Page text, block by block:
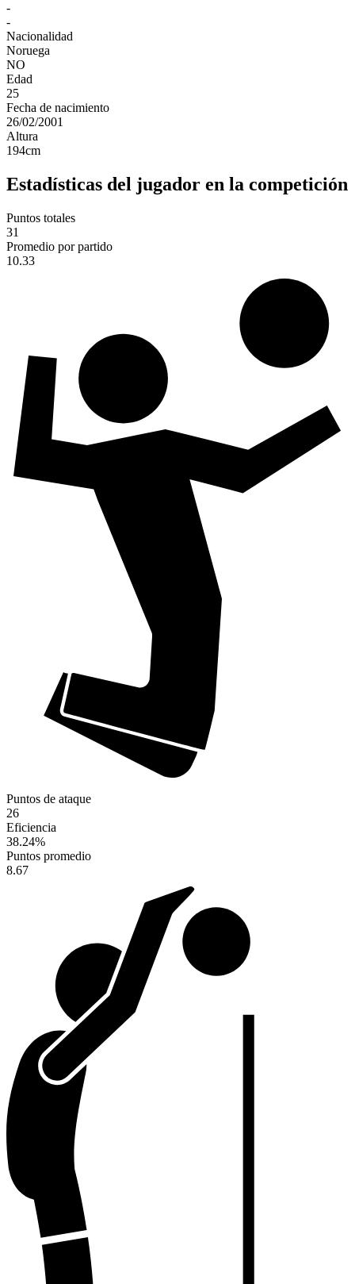
-
-
Nacionalidad
Noruega
NO
Edad
25
Fecha de nacimiento
26/02/2001
Altura
194cm
Estadísticas del jugador en la competición
Puntos totales
31
Promedio por partido
10.33
Puntos de ataque
26
Eficiencia
38.24%
Puntos promedio
8.67